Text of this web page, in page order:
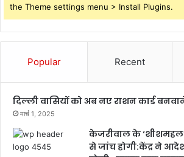
the Theme settings menu > Install Plugins.
Popular Recent
दिल्ली वासियों को अब नए राशन कार्ड
मार्च 1, 2025
केजरीवाल के
से जांच होगी:केंद्र ने